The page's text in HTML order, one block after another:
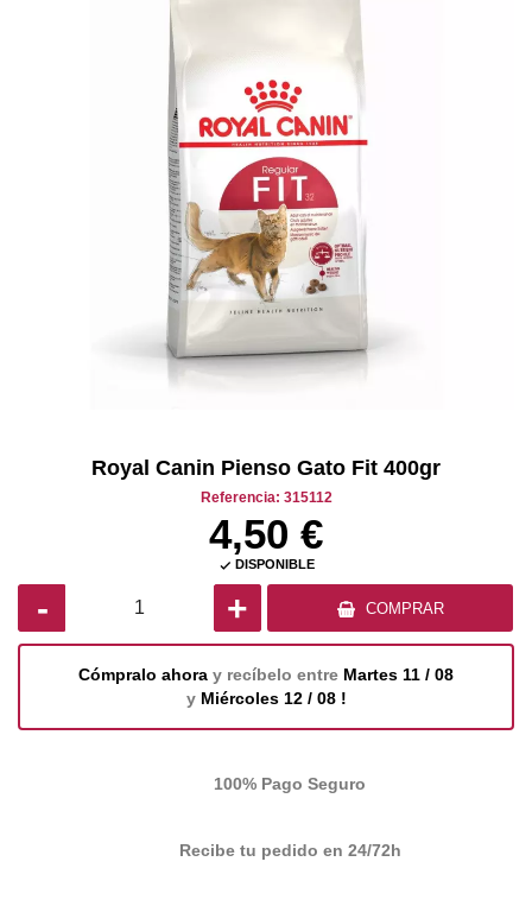
Royal Canin Pienso Gato Fit 400gr
Referencia: 315112
4,50 €
 DISPONIBLE
- + COMPRAR
Cómpralo ahora y recíbelo entre Martes 11 / 08
y Miércoles 12 / 08 !
100% Pago Seguro
Recibe tu pedido en 24/72h